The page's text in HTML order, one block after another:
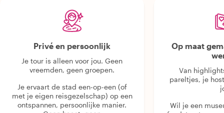
Privé en persoonlijk
Je tour is alleen voor jou. Geen
vreemden, geen groepen.
Je ervaart de stad een-op-een (of
met je eigen reisgezelschap) op een
ontspannen, persoonlijke manier.
Op maat
Van
pareltjes, je
Wil je een